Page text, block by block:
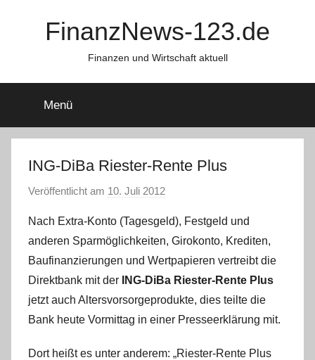
FinanzNews-123.de
Finanzen und Wirtschaft aktuell
Menü
ING-DiBa Riester-Rente Plus
Veröffentlicht am 10. Juli 2012
n
L
a
r
a
W
Nach Extra-Konto (Tagesgeld), Festgeld und
anderen Sparmöglichkeiten, Girokonto, Krediten,
Baufinanzierungen und Wertpapieren vertreibt die
Direktbank mit der
ING-DiBa Riester-Rente Plus
jetzt auch Altersvorsorgeprodukte, dies teilte die
Bank heute Vormittag in einer Presseerklärung mit.
Dort heißt es unter anderem: „Riester-Rente Plus